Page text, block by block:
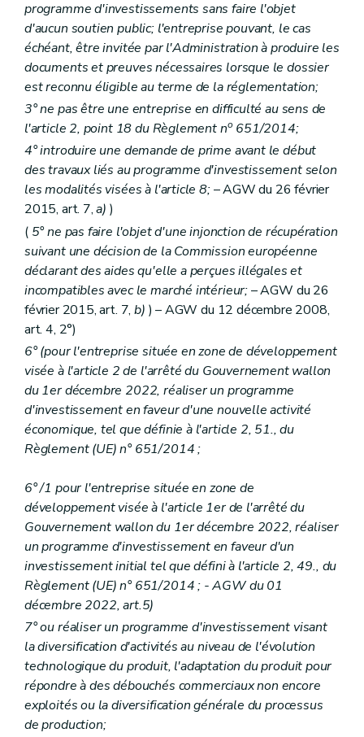
programme d'investissements sans faire l'objet
d'aucun soutien public; l'entreprise pouvant, le cas
échéant, être invitée par l'Administration à produire les
documents et preuves nécessaires lorsque le dossier
est reconnu éligible au terme de la réglementation;
3° ne pas être une entreprise en difficulté au sens de
l'article 2, point 18 du Règlement no 651/2014;
4° introduire une demande de prime avant le début
des travaux liés au programme d'investissement selon
les modalités visées à l'article 8;– AGW du 26 février
2015, art. 7,a) )
( 5° ne pas faire l'objet d'une injonction de récupération
suivant une décision de la Commission européenne
déclarant des aides qu'elle a perçues illégales et
incompatibles avec le marché intérieur;– AGW du 26
février 2015, art. 7,b) ) – AGW du 12 décembre 2008,
art. 4, 2°)
6° (pour l'entreprise située en zone de développement
visée à l'article 2 de l'arrêté du Gouvernement wallon
du 1er décembre 2022, réaliser un programme
d'investissement en faveur d'une nouvelle activité
économique, tel que définie à l'article 2, 51., du
Règlement (UE) n° 651/2014 ;
6° /1 pour l'entreprise située en zone de
développement visée à l'article 1er de l'arrêté du
Gouvernement wallon du 1er décembre 2022, réaliser
un programme d'investissement en faveur d'un
investissement initial tel que défini à l'article 2, 49., du
Règlement (UE) n° 651/2014 ; - AGW du 01
décembre 2022, art.5)
7° ou réaliser un programme d'investissement visant
la diversification d'activités au niveau de l'évolution
technologique du produit, l'adaptation du produit pour
répondre à des débouchés commerciaux non encore
exploités ou la diversification générale du processus
de production;